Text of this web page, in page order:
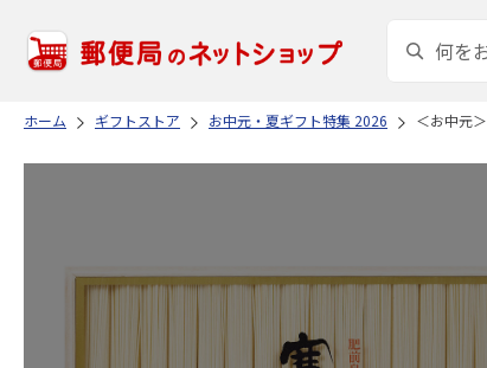
ホーム ギフトストア お中元・夏ギフト特集 2026 ＜お中元